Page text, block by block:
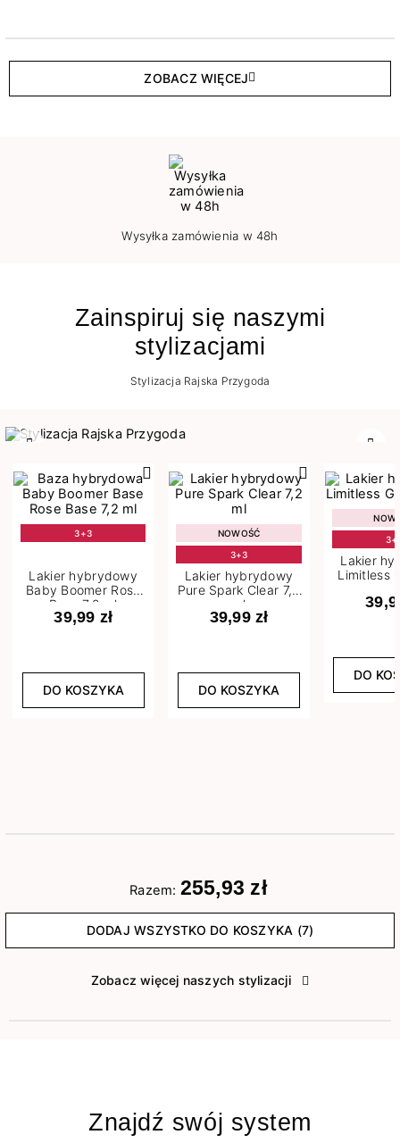
ZOBACZ WIĘCEJ
Wysyłka zamówienia w 48h
Zainspiruj się naszymi
stylizacjami
Stylizacja Rajska Przygoda
3+3
Lakier hybrydowy
Baby Boomer Rose
Base 7,2 ml
39,99 zł
DO KOSZYKA
NOWOŚĆ
3+3
Lakier hybrydowy
Pure Spark Clear 7,2
ml
39,99 zł
DO KOSZYKA
Lakier
Limitless
DO
Razem: 255,93 zł
DODAJ WSZYSTKO DO KOSZYKA (7)
Zobacz więcej naszych stylizacji
Znajdź swój system